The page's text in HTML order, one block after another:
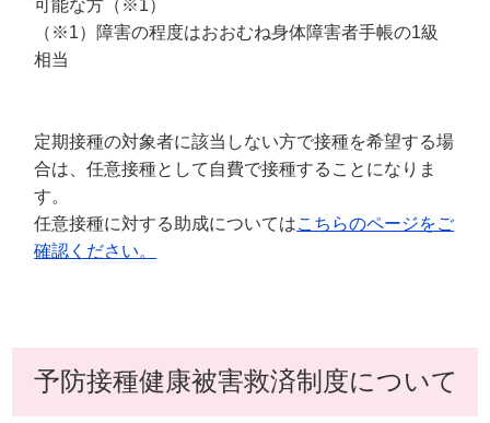
可能な方（※1）
（※1）障害の程度はおおむね身体障害者手帳の1級
相当
定期接種の対象者に該当しない方で接種を希望する場
合は、任意接種として自費で接種することになりま
す。
任意接種に対する助成についてはこちらのページをご
確認ください。
予防接種健康被害救済制度について